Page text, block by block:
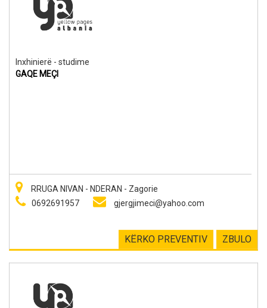
Inxhinierë - studime
GAQE MEÇI
RRUGA NIVAN - NDERAN - Zagorie
0692691957
gjergjimeci@yahoo.com
ZBULO
KËRKO PREVENTIV